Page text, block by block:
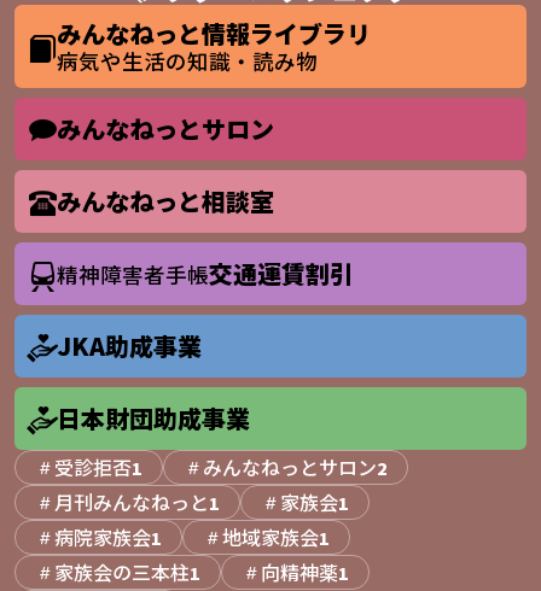
みんなねっと情報ライブラリ
病気や生活の知識・読み物
みんなねっとサロン
みんなねっと相談室
精神障害者手帳交通運賃割引
JKA助成事業
日本財団助成事業
受診拒否1 みんなねっとサロン2
月刊みんなねっと1 家族会1
病院家族会1 地域家族会1
家族会の三本柱1 向精神薬1